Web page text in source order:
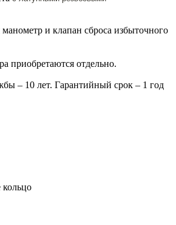
и клапан сброса избыточного
приобретаются отдельно.
– 10 лет. Гарантийный срок – 1 год
кольцо